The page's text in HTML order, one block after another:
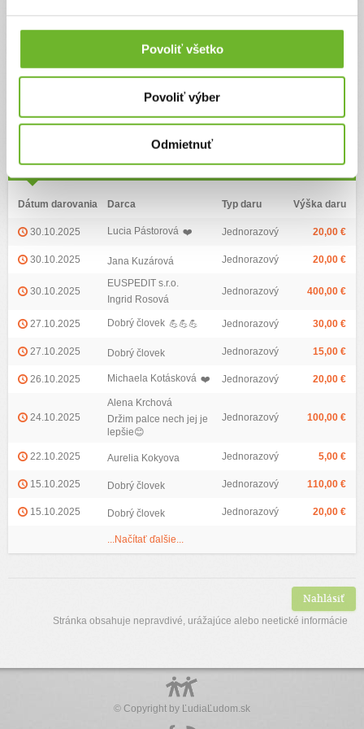
Povoliť všetko
Povoliť výber
Odmietnuť
nevzdať sa. ❤️
Zoznam darov (141)
Najvyšší dar:600 € Priemerná výška daru:29.96 €
Dátum darovania Darca Typ daru Výška daru
30.10.2025 Lucia Pástorová ❤️ Jednorazový 20,00 €
30.10.2025 Jana Kuzárová Jednorazový 20,00 €
30.10.2025
EUSPEDIT s.r.o.
Ingrid Rosová
Jednorazový 400,00 €
27.10.2025 Dobrý človek 💪💪💪 Jednorazový 30,00 €
27.10.2025 Dobrý človek Jednorazový 15,00 €
26.10.2025 Michaela Kotásková ❤️ Jednorazový 20,00 €
24.10.2025
Alena Krchová
Držim palce nech jej je
lepšie😊
Jednorazový 100,00 €
22.10.2025 Aurelia Kokyova Jednorazový 5,00 €
15.10.2025 Dobrý človek Jednorazový 110,00 €
15.10.2025 Dobrý človek Jednorazový 20,00 €
...Načítať ďalšie...
Nahlásiť
Stránka obsahuje nepravdivé, urážajúce alebo neetické informácie
© Copyright by ĽudiaĽudom.sk